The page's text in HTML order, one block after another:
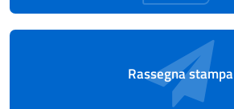
Rassegna stampa